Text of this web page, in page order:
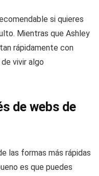
si quieres
Mientras que Ashley
rápidamente con
vivir algo
de webs de
las formas más rápidas
es que puedes